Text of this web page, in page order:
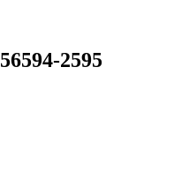
2595